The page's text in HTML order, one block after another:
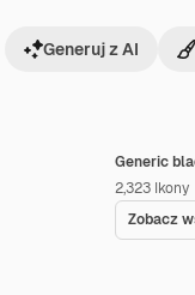
Generic
2,323 Ikony
Zobacz
Generuj z AI